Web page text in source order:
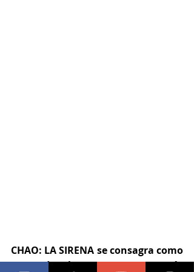
CHAO: LA SIRENA se consagra como
una de las propuestas más